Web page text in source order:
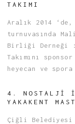
TAKIMI
Aralık 2014 ‘de,
turnuvasında
Birliği Derneği :
Takımını
heyecan ve
4. NOSTALJI
YAKAKENT
Çiğli Belediyesi